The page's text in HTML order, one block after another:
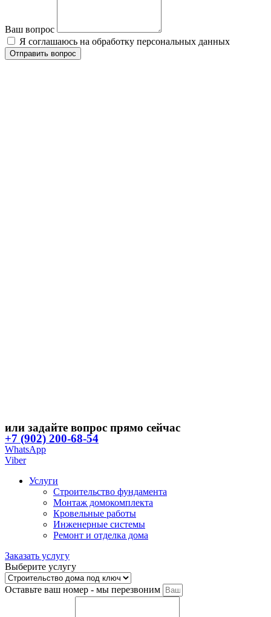
Ваш вопрос
Я соглашаюсь на обработку персональных данных
Отправить вопрос
или задайте вопрос прямо сейчас
+7 (902) 200-68-54
WhatsApp
Viber
Услуги
Строительство фундамента
Монтаж домокомплекта
Кровельные работы
Инженерные системы
Ремонт и отделка дома
Заказать услугу
Выберите услугу
Оставьте ваш номер - мы перезвоним